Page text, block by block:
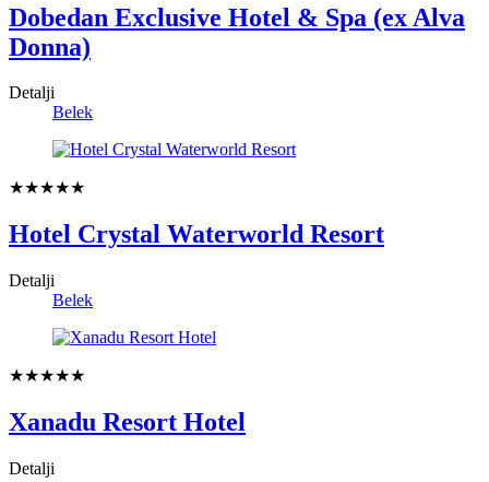
Dobedan Exclusive Hotel & Spa (ex Alva
Donna)
Detalji
Belek
★★★★★
Hotel Crystal Waterworld Resort
Detalji
Belek
★★★★★
Xanadu Resort Hotel
Detalji